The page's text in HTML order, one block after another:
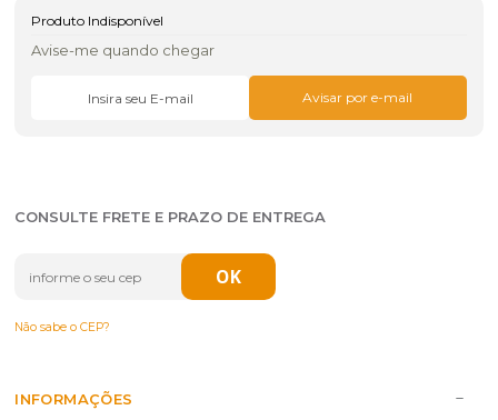
Produto Indisponível
Avise-me quando chegar
CONSULTE FRETE E PRAZO DE ENTREGA
Não sabe o CEP?
INFORMAÇÕES